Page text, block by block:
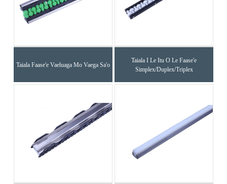
Taiala Faase'e Vaeluaga Mo Vaega Sa'o
Taiala I Le Itu O Le Faase'e
Simplex/Duplex/Triplex